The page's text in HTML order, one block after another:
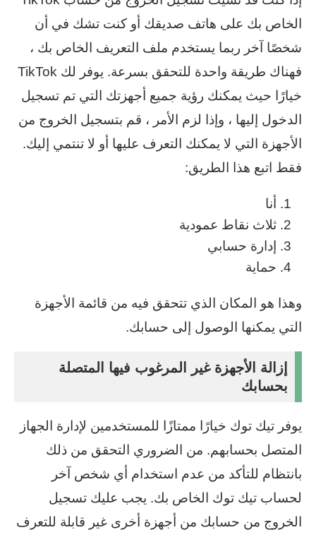
الخاص بك على هاتف صديقك أو كنت تشك في أن
شخصًا آخر ربما يستخدم ملف التعريف الخاص بك ،
فهناك طريقة واحدة للتحقق بسرعة. يوفر لك TikTok
خيارًا حيث يمكنك رؤية جميع أجهزتك التي تم تسجيل
الدخول إليها ، وإذا لزم الأمر ، قم بتسجيل الخروج من
الأجهزة التي لا يمكنك التعرف عليها أو لا تنتمي إليك.
فقط اتبع هذا الطريق:
أنا
ثلاث نقاط عمودية
إدارة حسابي
حماية
وهذا هو المكان الذي تتحقق فيه من قائمة الأجهزة
التي يمكنها الوصول إلى حسابك.
إزالة الأجهزة غير المرغوب فيها المتصلة
بحسابك
يوفر تيك توك خيارًا ممتازًا للمستخدمين لإدارة الجهاز
المتصل بحسابهم. من الضروري التحقق من ذلك
بانتظام للتأكد من عدم استخدام أي شخص آخر
لحساب تيك توك الخاص بك. يجب عليك تسجيل
الخروج من حسابك من أجهزة أخرى غير قابلة للتعرف